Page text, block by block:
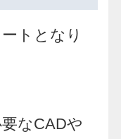
トとなり
なCADや